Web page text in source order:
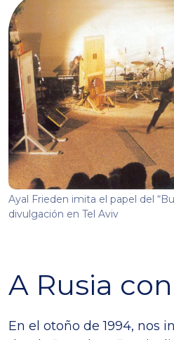
Ayal Frieden imita el papel del
divulgación en Tel Aviv
A Rusia
En el otoño de 1994, nos